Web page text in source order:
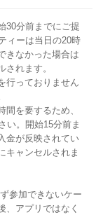
30分前までにご提
ィーは当日の20時
きなかった場合は
されます。
行っておりません
間を要するため、
い。開始15分前ま
金が反映されてい
キャンセルされま
参加できないケー
、アプリではなく